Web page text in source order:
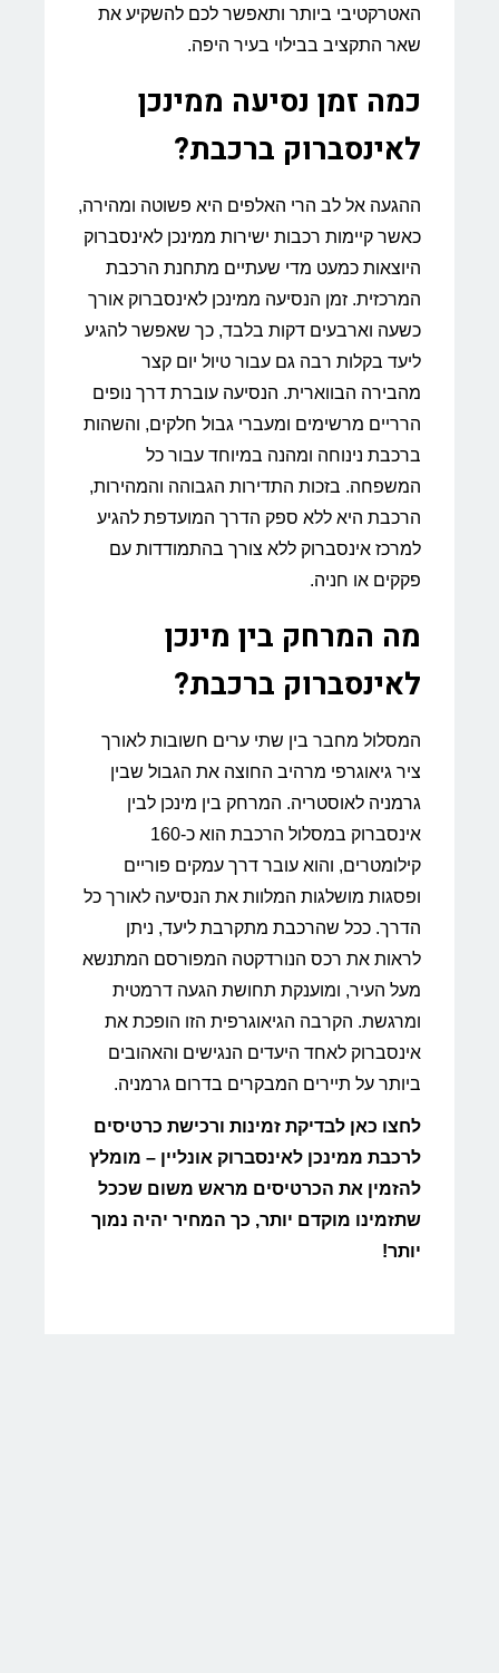
האטרקטיבי ביותר ותאפשר לכם להשקיע את
שאר התקציב בבילוי בעיר היפה.
כמה זמן נסיעה ממינכן
לאינסברוק ברכבת?
ההגעה אל לב הרי האלפים היא פשוטה ומהירה,
כאשר קיימות רכבות ישירות ממינכן לאינסברוק
היוצאות כמעט מדי שעתיים מתחנת הרכבת
המרכזית. זמן הנסיעה ממינכן לאינסברוק אורך
כשעה וארבעים דקות בלבד, כך שאפשר להגיע
ליעד בקלות רבה גם עבור טיול יום קצר
מהבירה הבווארית. הנסיעה עוברת דרך נופים
הרריים מרשימים ומעברי גבול חלקים, והשהות
ברכבת נינוחה ומהנה במיוחד עבור כל
המשפחה. בזכות התדירות הגבוהה והמהירות,
הרכבת היא ללא ספק הדרך המועדפת להגיע
למרכז אינסברוק ללא צורך בהתמודדות עם
פקקים או חניה.
מה המרחק בין מינכן
לאינסברוק ברכבת?
המסלול מחבר בין שתי ערים חשובות לאורך
ציר גיאוגרפי מרהיב החוצה את הגבול שבין
גרמניה לאוסטריה. המרחק בין מינכן לבין
אינסברוק במסלול הרכבת הוא כ-160
קילומטרים, והוא עובר דרך עמקים פוריים
ופסגות מושלגות המלוות את הנסיעה לאורך כל
הדרך. ככל שהרכבת מתקרבת ליעד, ניתן
לראות את רכס הנורדקטה המפורסם המתנשא
מעל העיר, ומוענקת תחושת הגעה דרמטית
ומרגשת. הקרבה הגיאוגרפית הזו הופכת את
אינסברוק לאחד היעדים הנגישים והאהובים
ביותר על תיירים המבקרים בדרום גרמניה.
לחצו כאן לבדיקת זמינות ורכישת כרטיסים
לרכבת ממינכן לאינסברוק אונליין – מומלץ
להזמין את הכרטיסים מראש משום שככל
שתזמינו מוקדם יותר, כך המחיר יהיה נמוך
יותר!